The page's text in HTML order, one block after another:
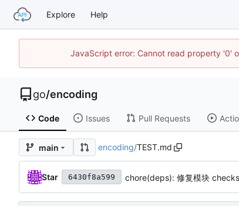
Explore Help
JavaScript error: Cannot read property '0'
go/encoding
Code Issues Pull Requests
main encoding/TEST.md
Star 6430f8a599 chore(deps): 修复模块